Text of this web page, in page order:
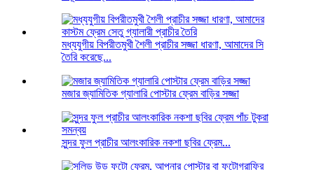
মধ্যযুগীয় বিপরীতমুখী শৈলী প্রাচীর সজ্জা ধারণা, আমাদের সি
তৈরি করেছে...
মজার জ্যামিতিক গ্যালারি পোস্টার ফ্রেম বাড়ির সজ্জা
সুন্দর ফুল প্রাচীর আলংকারিক নকশা ছবির ফ্রেম...